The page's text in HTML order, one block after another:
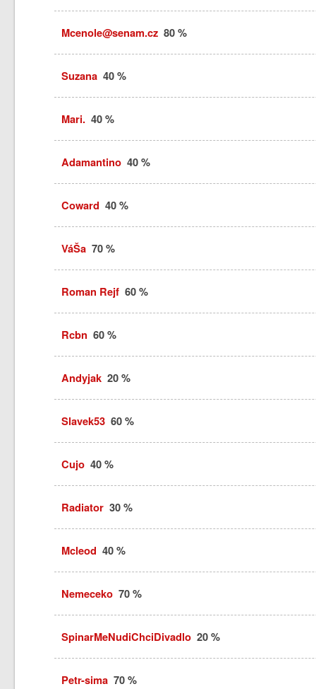
Mcenole@senam.cz80 %
Suzana40 %
Mari.40 %
Adamantino40 %
Coward 40 %
VáŠa70 %
Roman Rejf60 %
Rcbn 60 %
Andyjak20 %
Slavek5360 %
Cujo40 %
Radiator30 %
Mcleod 40 %
Nemeceko70 %
SpinarMeNudiChciDivadlo20 %
Petr-sima70 %